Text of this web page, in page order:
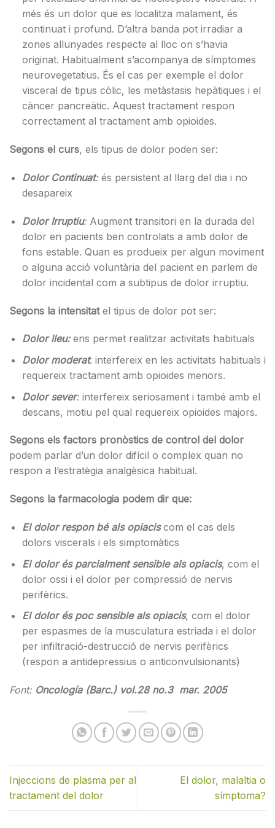
més és un dolor que es localitza malament, és
continuat i profund. D’altra banda pot irradiar a
zones allunyades respecte al lloc on s’havia
originat. Habitualment s’acompanya de símptomes
neurovegetatius. És el cas per exemple el dolor
visceral de tipus còlic, les metàstasis hepàtiques i el
càncer pancreàtic. Aquest tractament respon
correctament al tractament amb opioides.
Segons el curs, els tipus de dolor poden ser:
Dolor Continuat:és persistent al llarg del dia i no
desapareix
Dolor Irruptiu:Augment transitori en la durada del
dolor en pacients ben controlats a amb dolor de
fons estable. Quan es produeix per algun moviment
o alguna acció voluntària del pacient en parlem de
dolor incidental com a subtipus de dolor irruptiu.
Segons la intensitat el tipus de dolor pot ser:
Dolor lleu:ens permet realitzar activitats habituals
Dolor moderat: interfereix en les activitats habituals i
requereix tractament amb opioides menors.
Dolor sever:interfereix seriosament i també amb el
descans, motiu pel qual requereix opioides majors.
Segons els factors pronòstics de control del dolor
podem parlar d’un dolor difícil o complex quan no
respon a l’estratègia analgèsica habitual.
Segons la farmacologia podem dir que:
El dolor respon bé als opiacis com el cas dels
dolors viscerals i els simptomàtics
El dolor és parcialment sensible als opiacis, com el
dolor ossi i el dolor per compressió de nervis
perifèrics.
El dolor és poc sensible als opiacis, com el dolor
per espasmes de la musculatura estriada i el dolor
per infiltració-destrucció de nervis perifèrics
(respon a antidepressius o anticonvulsionants)
Font: Oncología (Barc.) vol.28 no.3 mar. 2005
Injeccions de plasma per al
tractament del dolor
El dolor, malaltia o
símptoma?